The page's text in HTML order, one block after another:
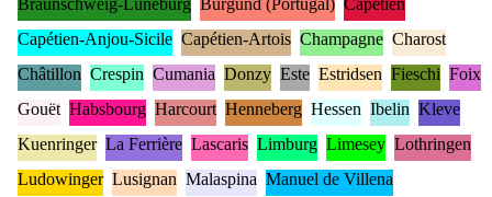
Capétien-Anjou-Sicile Capétien-Artois Champagne Charost
Châtillon Crespin Cumania Donzy Este Estridsen Fieschi Foix
Gouët Habsbourg Harcourt Henneberg Hessen Ibelin Kleve
Kuenringer La Ferrière Lascaris Limburg Limesey Lothringen
Ludowinger Lusignan Malaspina Manuel de Villena